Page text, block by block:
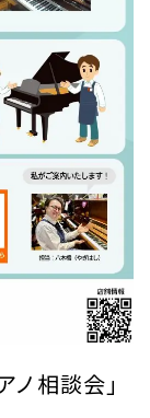
相談会」